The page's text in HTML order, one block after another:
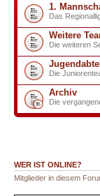
1.
Das
Weitere
Die weiteren
Die
Archiv
Die
WER IST ONLINE?
Mitglieder in diesem